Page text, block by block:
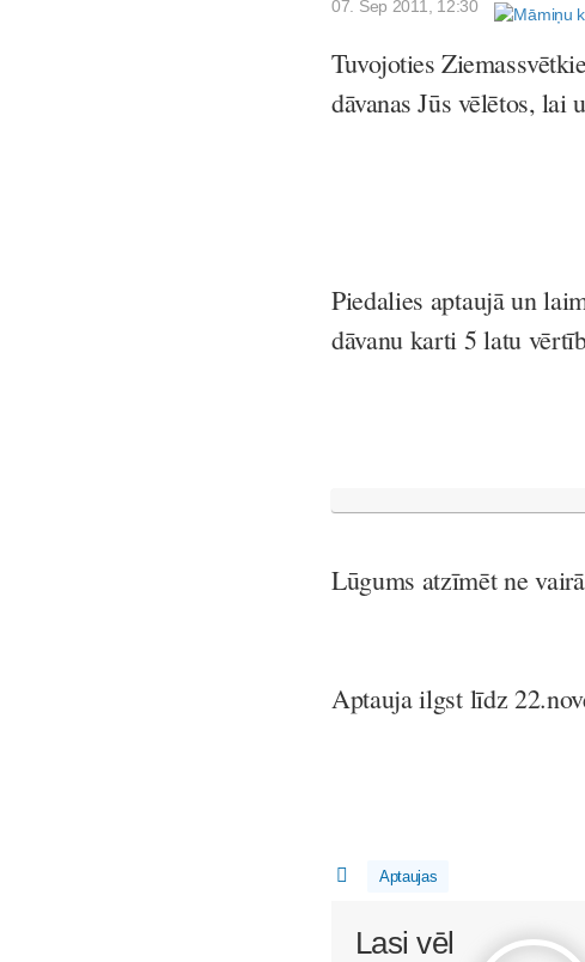
07. Sep 2011, 12:30
Tuvojoties
dāvanas Jūs vēlētos, lai
Piedalies aptaujā un
dāvanu karti 5 latu
Lūgums atzīmēt ne
Aptauja ilgst līdz
Aptaujas
Lasi vēl